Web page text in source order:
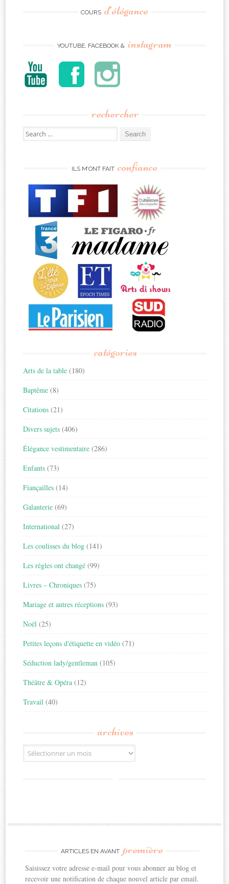
COURS d’élégance
YOUTUBE, FACEBOOK & instagram
rechercher
Search
for:
ILS M’ONT FAIT confiance
catégories
Arts de la table (180)
Baptême (8)
Citations (21)
Divers sujets (406)
Élégance vestimentaire (286)
Enfants (73)
Fiançailles (14)
Galanterie (69)
International (27)
Les coulisses du blog (141)
Les règles ont changé (99)
Livres – Chroniques (75)
Mariage et autres réceptions (93)
Noël (25)
Petites leçons d'étiquette en vidéo (71)
Séduction lady/gentleman (105)
Théâtre & Opéra (12)
Travail (40)
archives
Archives
ARTICLES EN AVANT première
Saisissez votre adresse e-mail pour vous abonner au blog et
recevoir une notification de chaque nouvel article par email.